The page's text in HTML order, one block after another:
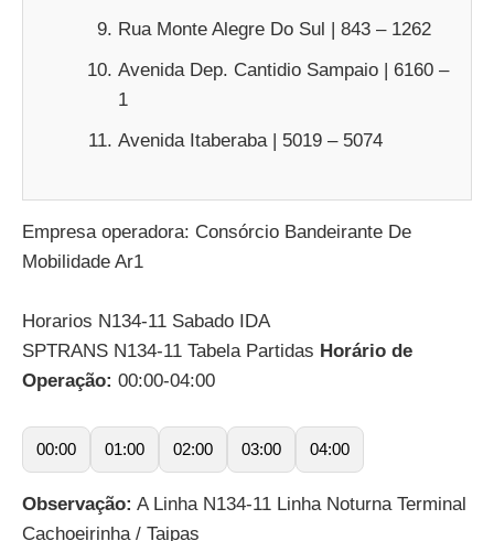
Rua Monte Alegre Do Sul | 843 – 1262
Avenida Dep. Cantidio Sampaio | 6160 –
1
Avenida Itaberaba | 5019 – 5074
Empresa operadora: Consórcio Bandeirante De
Mobilidade Ar1
Horarios N134-11 Sabado IDA
SPTRANS N134-11 Tabela Partidas Horário de
Operação: 00:00-04:00
00:00 01:00 02:00 03:00 04:00
Observação: A Linha N134-11 Linha Noturna Terminal
Cachoeirinha / Taipas